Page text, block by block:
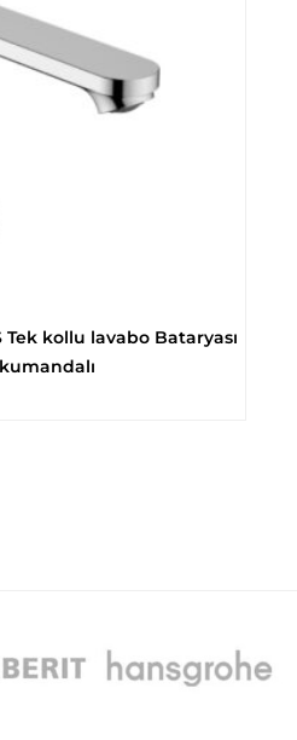
kollu lavabo Bataryası
kumandalı